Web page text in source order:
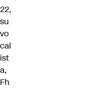
22,
su
vo
cal
ist
a,
Fh